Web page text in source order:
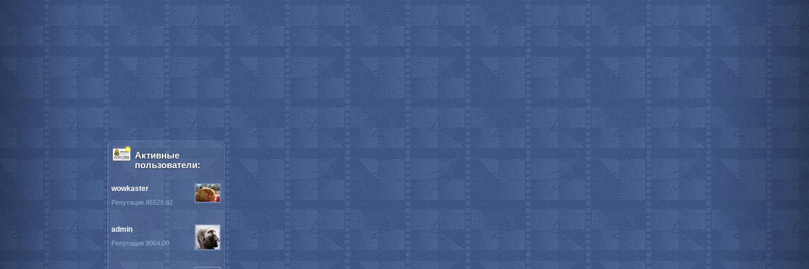
Активные
пользователи:
wowkaster
Репутация 86529.92
admin
Репутация 9064.00